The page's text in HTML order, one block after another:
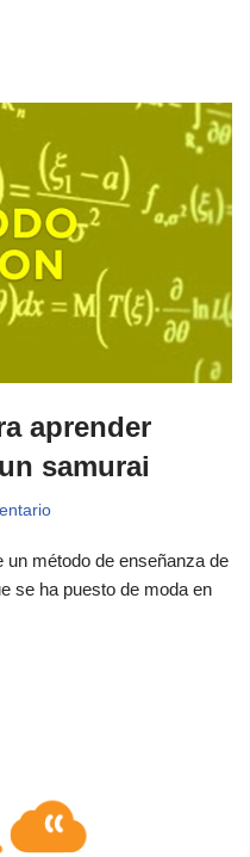
aprender
samurai
un método de enseñanza de
se ha puesto de moda en